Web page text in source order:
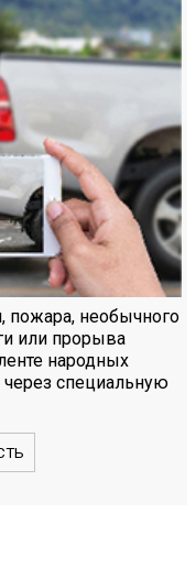
пожара, необычного
или прорыва
народных
через специальную